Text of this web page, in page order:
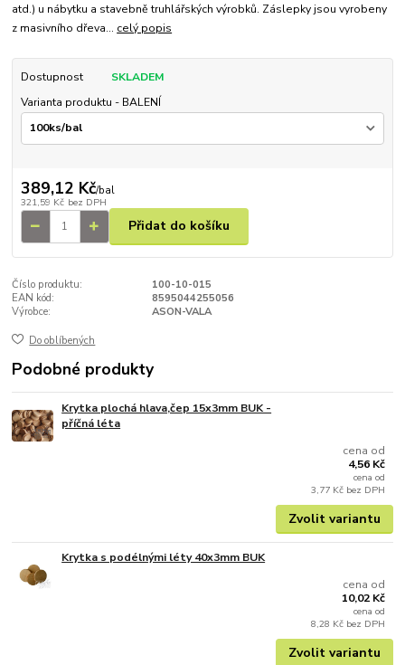
atd.) u nábytku a stavebně truhlářských výrobků. Záslepky jsou vyrobeny
z masivního dřeva... celý popis
Dostupnost
SKLADEM
Varianta produktu - BALENÍ
389,12 Kč/bal
321,59 Kč bez DPH
Přidat do košíku
Číslo produktu:
100-10-015
EAN kód:
8595044255056
Výrobce:
ASON-VALA
Do oblíbených
Podobné produkty
Krytka plochá hlava,čep 15x3mm BUK -
příčná léta
cena od
4,56 Kč
cena od
3,77 Kč bez DPH
Zvolit variantu
Krytka s podélnými léty 40x3mm BUK
cena od
10,02 Kč
cena od
8,28 Kč bez DPH
Zvolit variantu